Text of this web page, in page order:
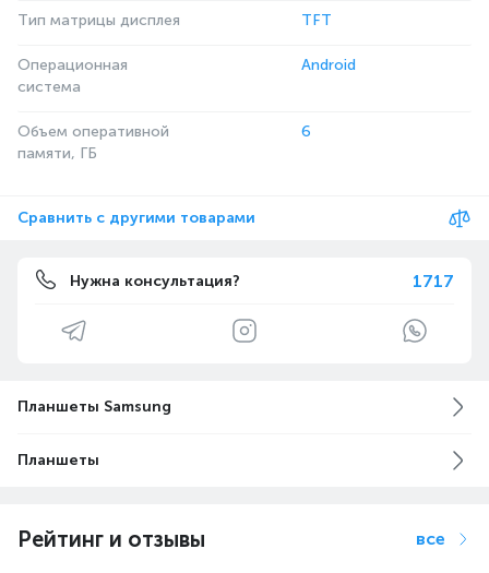
Тип матрицы дисплея TFT
Операционная
система
Android
Объем оперативной
памяти, ГБ
6
Сравнить с другими товарами
Нужна консультация? 1717
Планшеты Samsung
Планшеты
Рейтинг и отзывы все